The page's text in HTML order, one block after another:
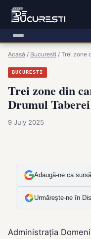
Acasă / Bucuresti / Trei zone
BUCURESTI
Trei zone din
Drumul
9 July 2025
Adaugă-ne ca
Urmărește-ne în
Administrația